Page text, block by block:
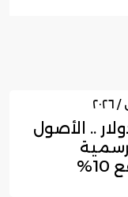
دولار .. الأصول
للمملكة ترتفع 10%